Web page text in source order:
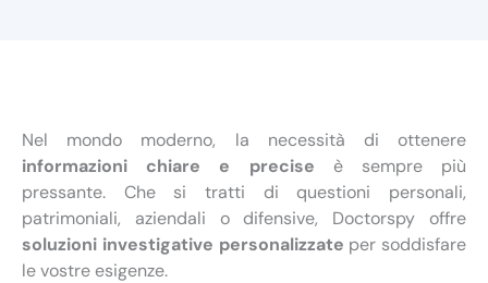
Nel mondo moderno, la necessità di ottenere
informazioni chiare e precise è sempre più
pressante. Che si tratti di questioni personali,
patrimoniali, aziendali o difensive, Doctorspy offre
soluzioni investigative personalizzate per soddisfare
le vostre esigenze.